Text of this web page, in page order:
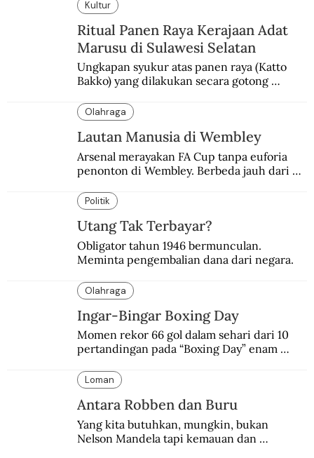
Kultur
Ritual Panen Raya Kerajaan Adat
Marusu di Sulawesi Selatan
Ungkapan syukur atas panen raya (Katto
Bakko) yang dilakukan secara gotong
Olahraga
Lautan Manusia di Wembley
Arsenal merayakan FA Cup tanpa euforia
penonton di Wembley. Berbeda jauh dari
silam.
Politik
Utang Tak Terbayar?
Obligator tahun 1946 bermunculan.
Meminta pengembalian dana dari negara.
Olahraga
Ingar-Bingar Boxing Day
Momen rekor 66 gol dalam sehari dari 10
pertandingan pada “Boxing Day” enam
Manchester United 6-1.
Loman
Antara Robben dan Buru
Yang kita butuhkan, mungkin, bukan
Nelson Mandela tapi kemauan dan